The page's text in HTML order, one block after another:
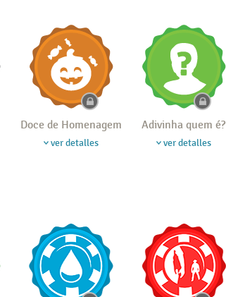
Doce de Homenagem
ver detalles
Adivinha quem é?
ver detalles